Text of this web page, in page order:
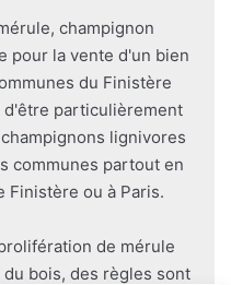
champignon
pour la vente d'un bien
du Finistère
d'être particulièrement
lignivores
communes partout en
Finistère ou à Paris.
de mérule
bois, des règles sont